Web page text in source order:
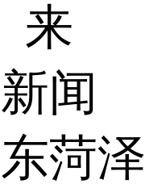
来
闻
菏泽